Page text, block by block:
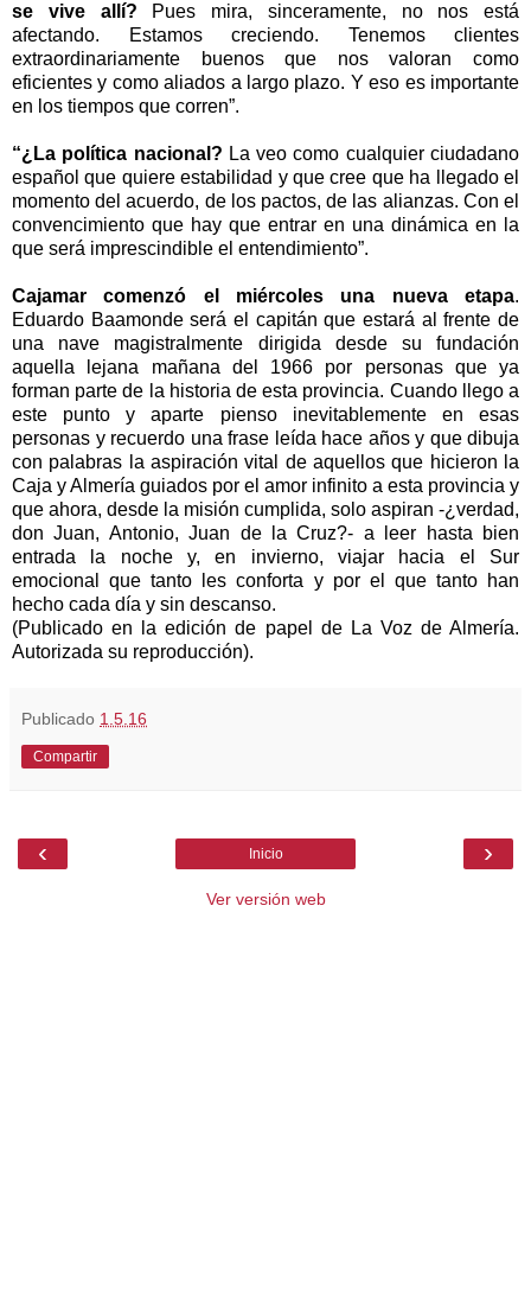
se vive allí? Pues mira, sinceramente, no nos está
afectando. Estamos creciendo. Tenemos clientes
extraordinariamente buenos que nos valoran como
eficientes y como aliados a largo plazo. Y eso es importante
en los tiempos que corren”.
“¿La política nacional? La veo como cualquier ciudadano
español que quiere estabilidad y que cree que ha llegado el
momento del acuerdo, de los pactos, de las alianzas. Con el
convencimiento que hay que entrar en una dinámica en la
que será imprescindible el entendimiento”.
Cajamar comenzó el miércoles una nueva etapa.
Eduardo Baamonde será el capitán que estará al frente de
una nave magistralmente dirigida desde su fundación
aquella lejana mañana del 1966 por personas que ya
forman parte de la historia de esta provincia. Cuando llego a
este punto y aparte pienso inevitablemente en esas
personas y recuerdo una frase leída hace años y que dibuja
con palabras la aspiración vital de aquellos que hicieron la
Caja y Almería guiados por el amor infinito a esta provincia y
que ahora, desde la misión cumplida, solo aspiran -¿verdad,
don Juan, Antonio, Juan de la Cruz?- a leer hasta bien
entrada la noche y, en invierno, viajar hacia el Sur
emocional que tanto les conforta y por el que tanto han
hecho cada día y sin descanso.
(Publicado en la edición de papel de La Voz de Almería.
Autorizada su reproducción).
Publicado 1.5.16
Compartir
‹ ›
Inicio
Ver versión web